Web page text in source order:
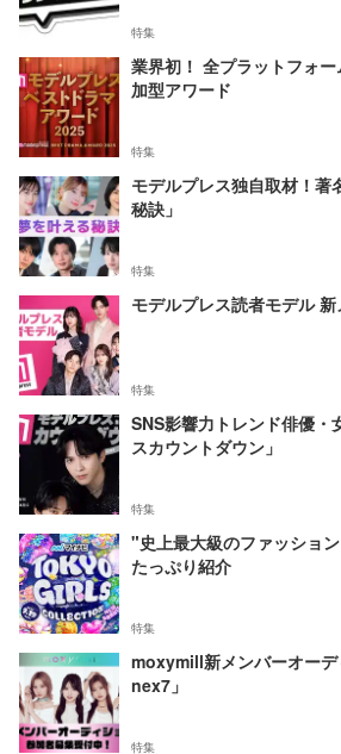
特集
業界初！ 全プラットフォ
加型アワード
特集
モデルプレス独自取材！著
秘訣」
特集
モデルプレス読者モデル 新
特集
SNS影響力トレンド俳優・
スカウントダウン」
特集
"史上最大級のファッショ
たっぷり紹介
特集
moxymill新メンバーオー
nex7」
特集